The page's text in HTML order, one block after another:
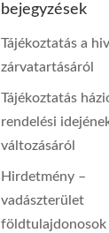
bejegyzések
Tájékoztatás a
zárvatartásáról
Tájékoztatás
rendelési
változásáról
Hirdetmény –
vadászterület
földtulajdonosok